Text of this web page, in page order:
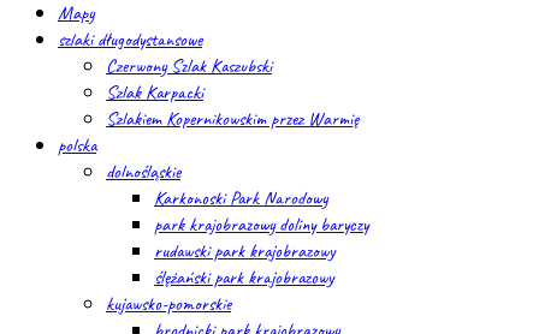
Mapy
szlaki długodystansowe
Czerwony Szlak Kaszubski
Szlak Karpacki
Szlakiem Kopernikowskim przez Warmię
polska
dolnośląskie
Karkonoski Park Narodowy
park krajobrazowy doliny baryczy
rudawski park krajobrazowy
ślężański park krajobrazowy
kujawsko-pomorskie